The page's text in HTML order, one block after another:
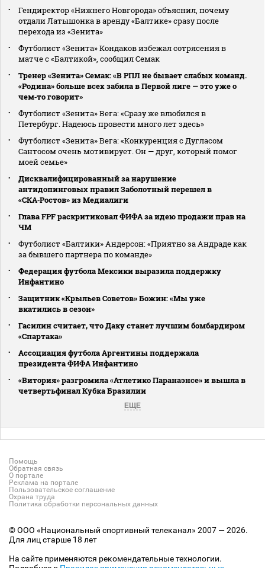
Гендиректор «Нижнего Новгорода» объяснил, почему
отдали Латышонка в аренду «Балтике» сразу после
перехода из «Зенита»
Футболист «Зенита» Кондаков избежал сотрясения в
матче с «Балтикой», сообщил Семак
Тренер «Зенита» Семак: «В РПЛ не бывает слабых команд.
«Родина» больше всех забила в Первой лиге — это уже о
чем‑то говорит»
Футболист «Зенита» Вега: «Сразу же влюбился в
Петербург. Надеюсь провести много лет здесь»
Футболист «Зенита» Вега: «Конкуренция с Дугласом
Сантосом очень мотивирует. Он — друг, который помог
моей семье»
Дисквалифицированный за нарушение
антидопинговых правил Заболотный перешел в
«СКА‑Ростов» из Медиалиги
Глава FPF раскритиковал ФИФА за идею продажи прав на
ЧМ
Футболист «Балтики» Андерсон: «Приятно за Андраде как
за бывшего партнера по команде»
Федерация футбола Мексики выразила поддержку
Инфантино
Защитник «Крыльев Советов» Божин: «Мы уже
вкатились в сезон»
Гасилин считает, что Даку станет лучшим бомбардиром
«Спартака»
Ассоциация футбола Аргентины поддержала
президента ФИФА Инфантино
«Витория» разгромила «Атлетико Паранаэнсе» и вышла в
четвертьфинал Кубка Бразилии
ЕЩЕ
Помощь
Обратная связь
О портале
Реклама на портале
Пользовательское соглашение
Охрана труда
Политика обработки персональных данных
© ООО «Национальный спортивный телеканал» 2007 — 2026.
Для лиц старше 18 лет
На сайте применяются рекомендательные технологии.